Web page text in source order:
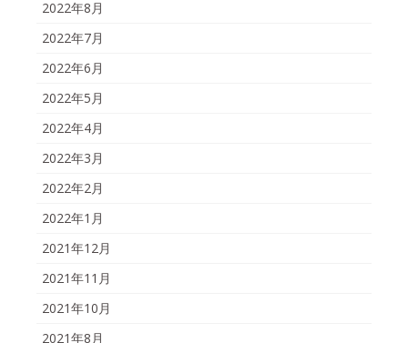
2022年8月
2022年7月
2022年6月
2022年5月
2022年4月
2022年3月
2022年2月
2022年1月
2021年12月
2021年11月
2021年10月
2021年8月